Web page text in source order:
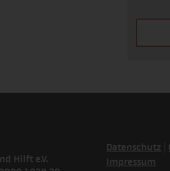
Hilft e.V.
Datenschutz
Impressum